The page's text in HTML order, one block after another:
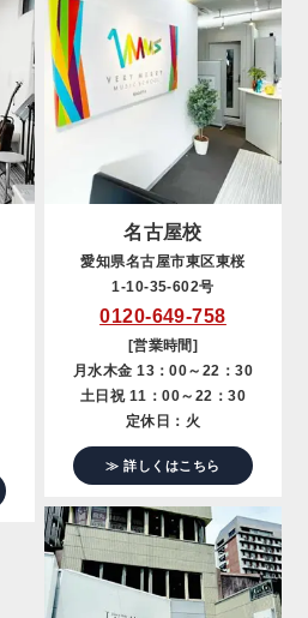
名古屋校
愛知県名古屋市東区東桜
1-10-35-602号
0120-649-758
[営業時間]
月水木金 13：00～22：30
土日祝 11：00～22：30
定休日：火
≫ 詳しくはこちら